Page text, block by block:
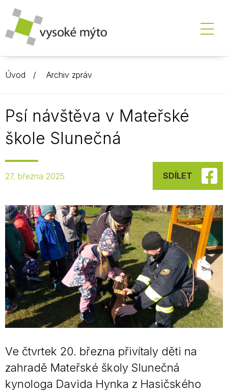
Úvod Archiv zpráv
Psí návštěva v Mateřské
škole Slunečná
27. března 2025 SDÍLET
Ve čtvrtek 20. března přivítaly děti na
zahradě Mateřské školy Slunečná
kynologa Davida Hynka z Hasičského